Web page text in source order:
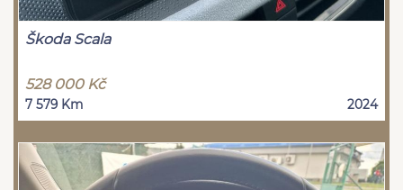
Škoda Scala
528 000 Kč
7 579 Km 2024